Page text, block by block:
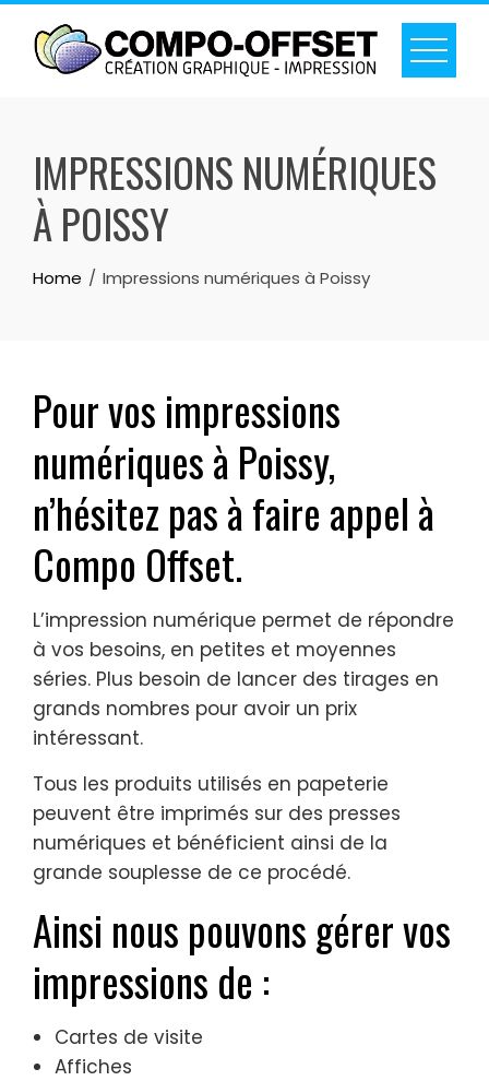
Skip
content
IMPRESSIONS NUMÉRIQUES
À POISSY
Home Impressions numériques à Poissy
Pour vos impressions
numériques à Poissy,
n’hésitez pas à faire appel à
Compo Offset.
L’impression numérique permet de répondre
à vos besoins, en petites et moyennes
séries. Plus besoin de lancer des tirages en
grands nombres pour avoir un prix
intéressant.
Tous les produits utilisés en papeterie
peuvent être imprimés sur des presses
numériques et bénéficient ainsi de la
grande souplesse de ce procédé.
Ainsi nous pouvons gérer vos
impressions de :
Cartes de visite
Affiches